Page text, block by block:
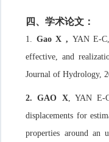
四、学术论文：
1. Gao X , YAN E-
effective, and
Journal of Hydrology,
2. GAO X, YAN E-
displacements for
properties around an